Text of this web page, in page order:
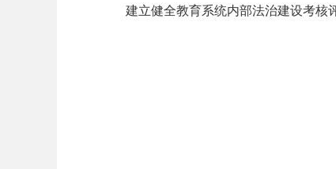
建立健全教育系统内部法治建设考核评